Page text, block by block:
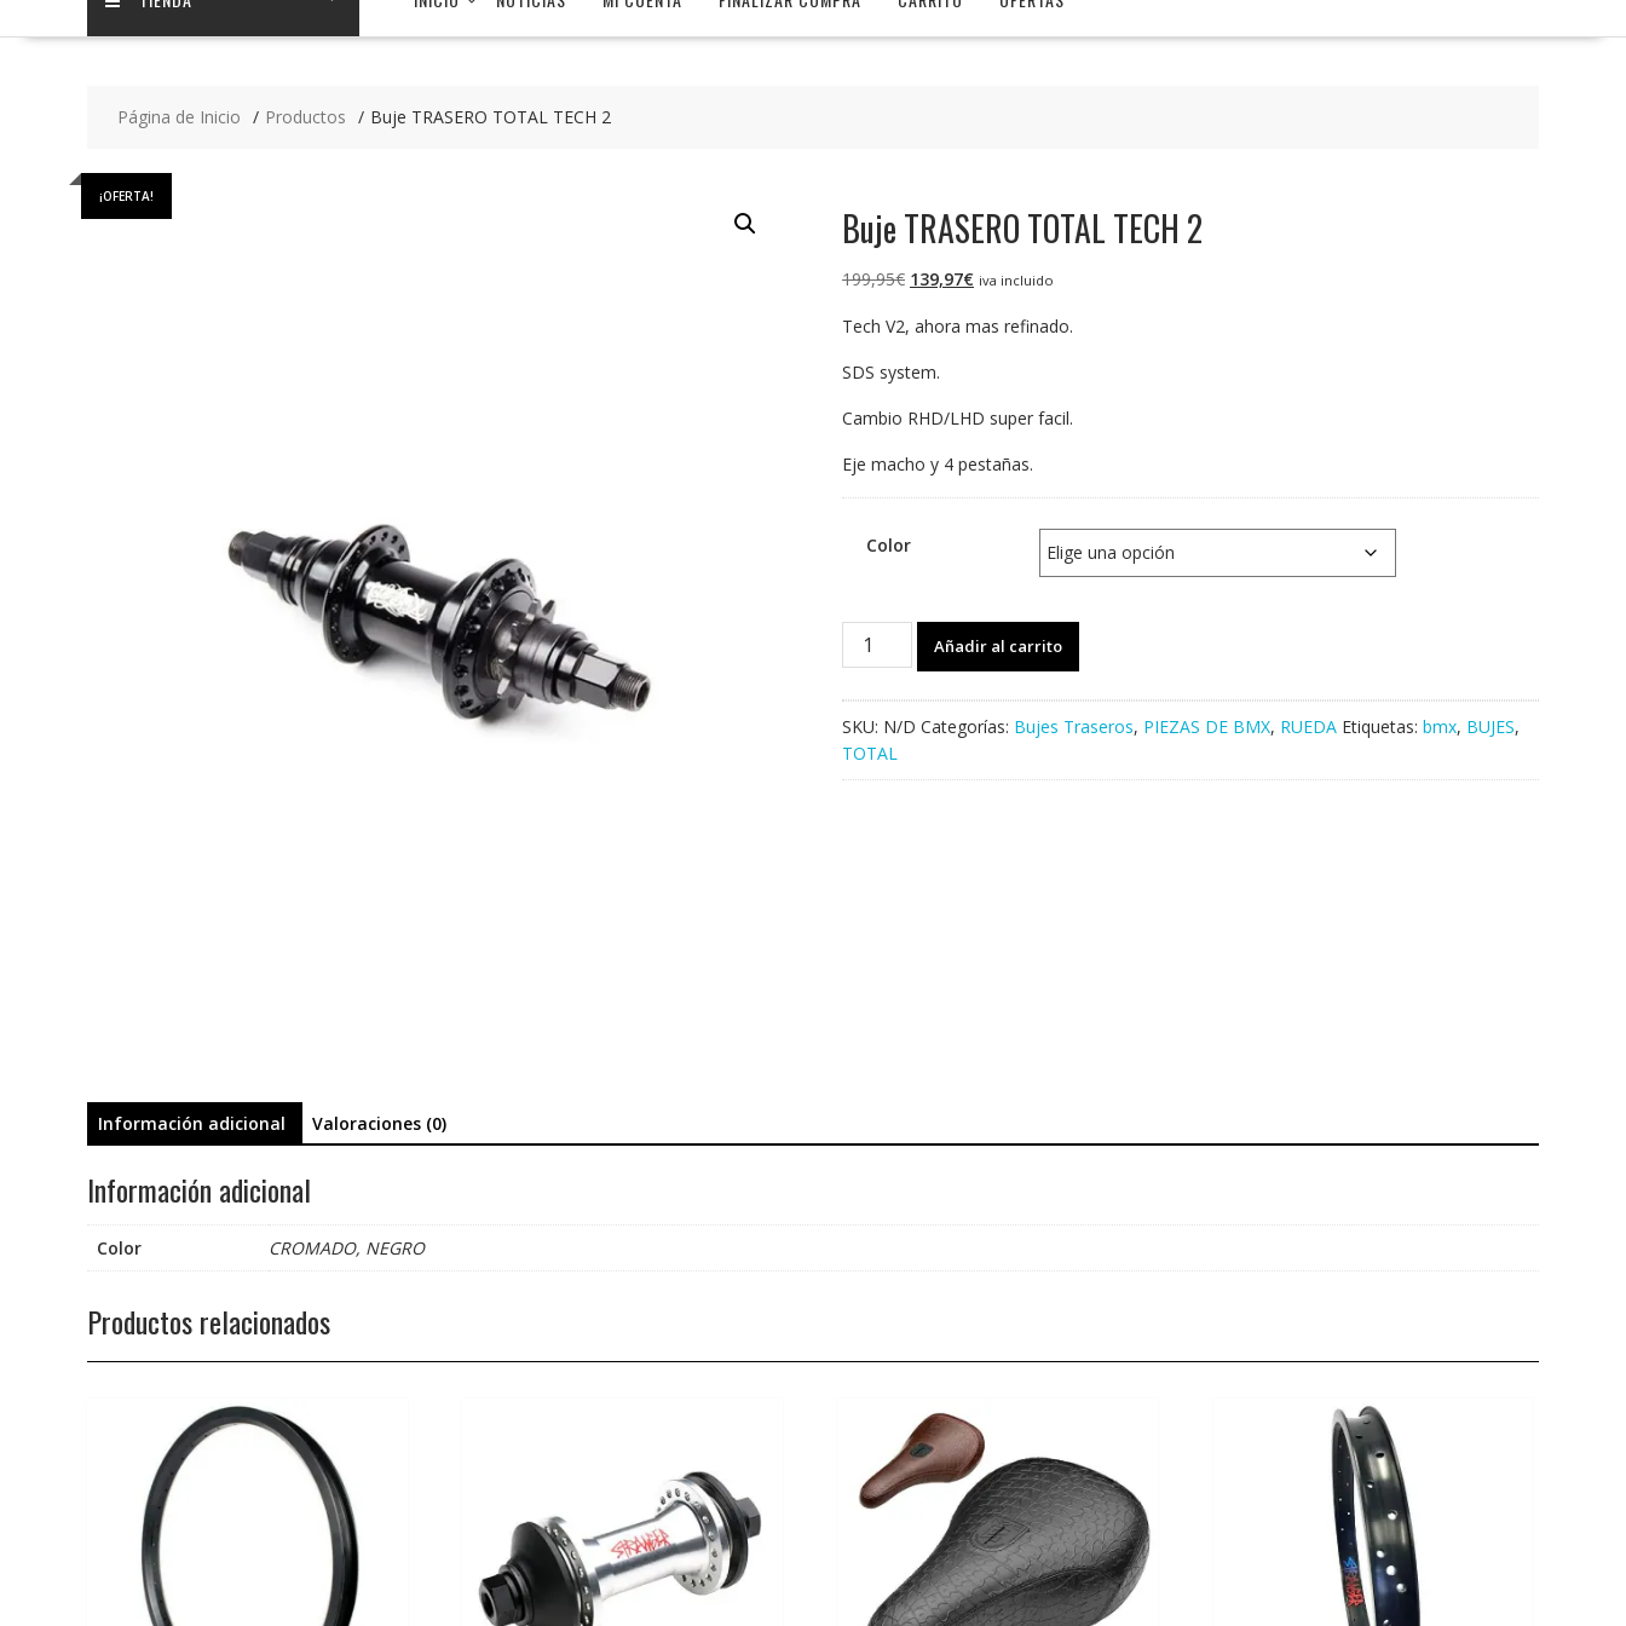
Página de Inicio Productos Buje TRASERO TOTAL TECH 2
¡OFERTA!
Buje TRASERO TOTAL TECH 2
199,95€ El
original
199,95€.
139,97€El
actual
iva incluido
Tech V2, ahora mas refinado.
SDS system.
Cambio RHD/LHD super facil.
Eje macho y 4 pestañas.
Color
Buje
TRASERO
2
cantidad
Añadir al carrito
SKU: N/D Categorías: Bujes Traseros, PIEZAS DE BMX, RUEDA Etiquetas: bmx, BUJES,
TOTAL
Información adicional Valoraciones (0)
Información adicional
Color CROMADO, NEGRO
Productos relacionados